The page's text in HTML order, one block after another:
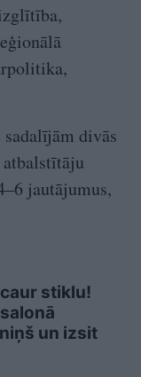
divās
jautājumus,
stiklu!
un izsit